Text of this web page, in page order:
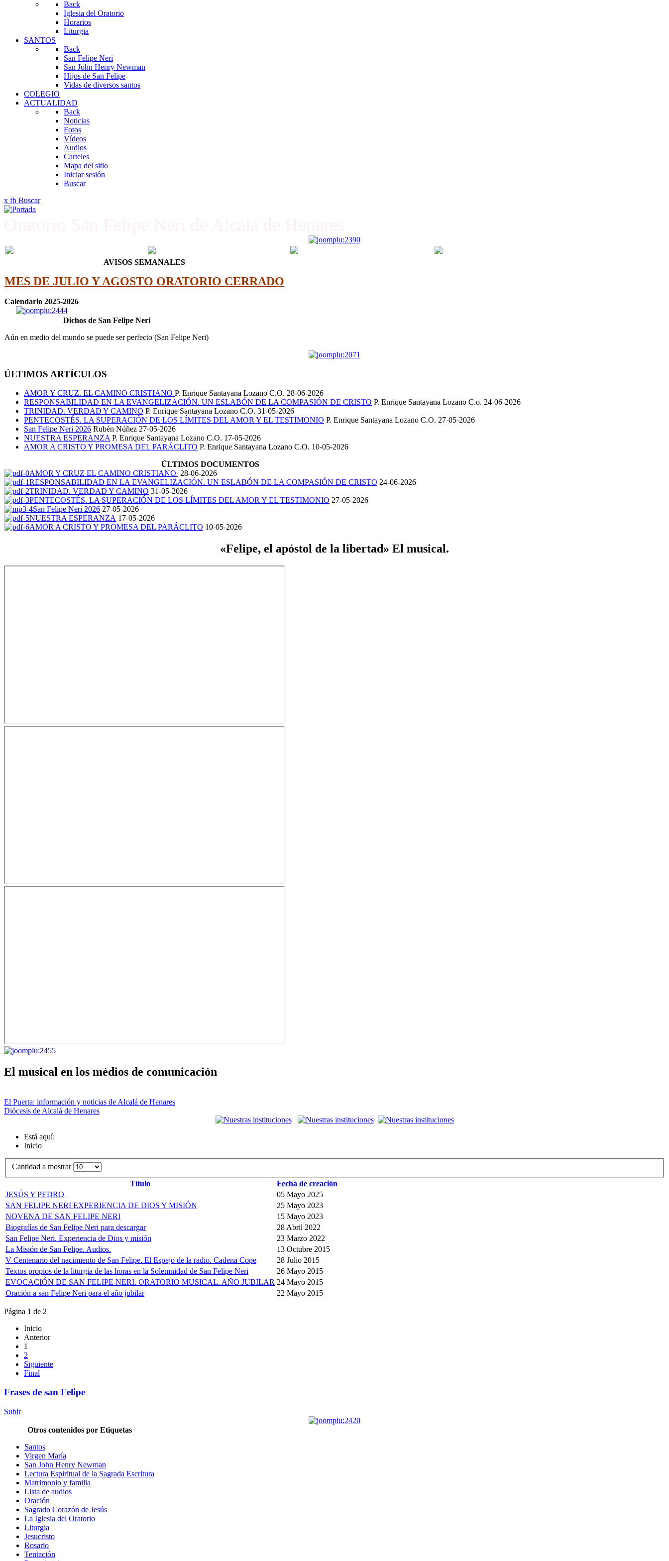
Back
Iglesia del Oratorio
Horarios
Liturgia
SANTOS
Back
San Felipe Neri
San John Henry Newman
Hijos de San Felipe
Vidas de diversos santos
COLEGIO
ACTUALIDAD
Back
Noticias
Fotos
Vídeos
Audios
Carteles
Mapa del sitio
Iniciar sesión
Buscar
x fb Buscar
AVISOS SEMANALES
MES DE JULIO Y AGOSTO ORATORIO CERRADO
Calendario 2025-2026
Dichos de San Felipe Neri
Aún en medio del mundo se puede ser perfecto (San Felipe Neri)
ÚLTIMOS ARTÍCULOS
AMOR Y CRUZ. EL CAMINO CRISTIANO P. Enrique Santayana Lozano C.O. 28-06-2026
RESPONSABILIDAD EN LA EVANGELIZACIÓN. UN ESLABÓN DE LA COMPASIÓN DE CRISTO P. Enrique Santayana Lozano C.o. 24-06-2026
TRINIDAD. VERDAD Y CAMINO P. Enrique Santayana Lozano C.O. 31-05-2026
PENTECOSTÉS. LA SUPERACIÓN DE LOS LÍMITES DEL AMOR Y EL TESTIMONIO P. Enrique Santayana Lozano C.O. 27-05-2026
San Felipe Neri 2026 Rubén Núñez 27-05-2026
NUESTRA ESPERANZA P. Enrique Santayana Lozano C.O. 17-05-2026
AMOR A CRISTO Y PROMESA DEL PARÁCLITO P. Enrique Santayana Lozano C.O. 10-05-2026
ÚLTIMOS DOCUMENTOS
AMOR Y CRUZ EL CAMINO CRISTIANO 28-06-2026
RESPONSABILIDAD EN LA EVANGELIZACIÓN. UN ESLABÓN DE LA COMPASIÓN DE CRISTO 24-06-2026
TRINIDAD. VERDAD Y CAMINO 31-05-2026
PENTECOSTÉS. LA SUPERACIÓN DE LOS LÍMITES DEL AMOR Y EL TESTIMONIO 27-05-2026
San Felipe Neri 2026 27-05-2026
NUESTRA ESPERANZA 17-05-2026
AMOR A CRISTO Y PROMESA DEL PARÁCLITO 10-05-2026
«Felipe, el apóstol de la libertad» El musical.
El musical en los médios de comunicación
El Puerta: información y noticias de Alcalá de Henares
Diócesis de Alcalá de Henares
Está aquí:
Inicio
Cantidad a mostrar
Título
Fecha de creación
JESÚS Y PEDRO
05 Mayo 2025
SAN FELIPE NERI EXPERIENCIA DE DIOS Y MISIÓN
25 Mayo 2023
NOVENA DE SAN FELIPE NERI
15 Mayo 2023
Biografías de San Felipe Neri para descargar
28 Abril 2022
San Felipe Neri. Experiencia de Dios y misión
23 Marzo 2022
La Misión de San Felipe. Audios.
13 Octubre 2015
V Centenario del nacimiento de San Felipe. El Espejo de la radio. Cadena Cope
28 Julio 2015
Textos propios de la liturgia de las horas en la Solemnidad de San Felipe Neri
26 Mayo 2015
EVOCACIÓN DE SAN FELIPE NERI. ORATORIO MUSICAL. AÑO JUBILAR 24 Mayo 2015
Oración a san Felipe Neri para el año jubilar
22 Mayo 2015
Página 1 de 2
Inicio
Anterior
1
2
Siguiente
Final
Frases de san Felipe
Subir
Otros contenidos por Etiquetas
Santos
Virgen María
San John Henry Newman
Lectura Espiritual de la Sagrada Escritura
Matrimonio y familia
Lista de audios
Oración
Sagrado Corazón de Jesús
La Iglesia del Oratorio
Liturgia
Jesucristo
Rosario
Tentación